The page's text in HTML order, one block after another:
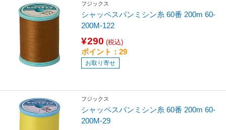
フジックス
シャッペスパンミシン糸 60番 200m 60-
200M-122
¥290 (税込)
ポイント：29
お取り寄せ
フジックス
シャッペスパンミシン糸 60番 200m 60-
200M-29